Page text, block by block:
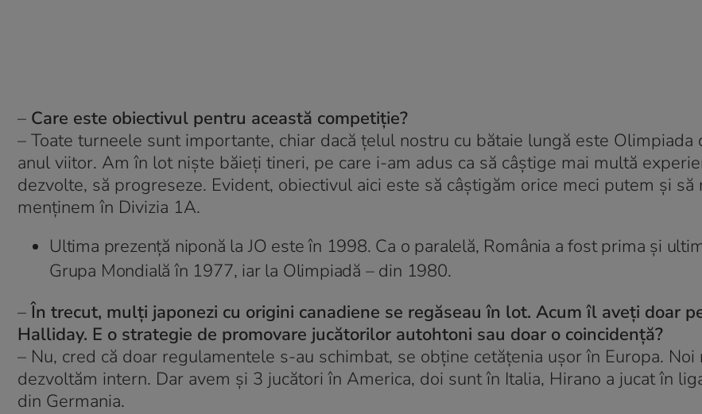
– Care este obiectivul pentru această competiție?
– Toate turneele sunt importante, chiar dacă țelul nostru cu bătaie lungă este Olimpiada
anul viitor. Am în lot niște băieți tineri, pe care i-am adus ca să câștige mai multă
dezvolte, să progreseze. Evident, obiectivul aici este să câștigăm orice meci putem și să
menținem în Divizia 1A.
Ultima prezență niponă la JO este în 1998. Ca o paralelă, România a fost prima și
Grupa Mondială în 1977, iar la Olimpiadă – din 1980.
–În trecut, mulți japonezi cu origini canadiene se regăseau în lot. Acum îl aveți doar
Halliday. E o strategie de promovare jucătorilor autohtoni sau doar o coincidență?
– Nu, cred că doar regulamentele s-au schimbat, se obține cetățenia ușor în Europa. Noi
dezvoltăm intern. Dar avem și 3 jucători în America, doi sunt în Italia, Hirano a jucat în
din Germania.